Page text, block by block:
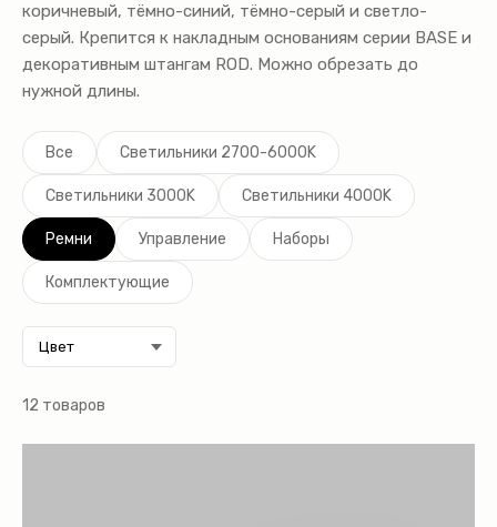
коричневый, тёмно-синий, тёмно-серый и светло-
серый. Крепится к накладным основаниям серии BASE и
декоративным штангам ROD. Можно обрезать до
нужной длины.
Все Светильники 2700-6000K
Светильники 3000K Светильники 4000K
Ремни Управление Наборы
Комплектующие
12 товаров